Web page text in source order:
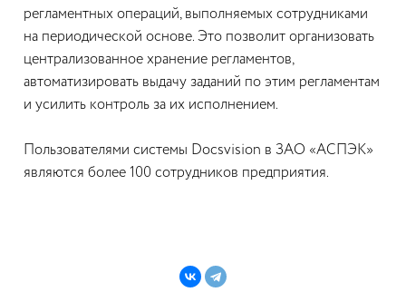
регламентных операций, выполняемых сотрудниками
на периодической основе. Это позволит организовать
централизованное хранение регламентов,
автоматизировать выдачу заданий по этим регламентам
и усилить контроль за их исполнением.
Пользователями системы Docsvision в ЗАО «АСПЭК»
являются более 100 сотрудников предприятия.